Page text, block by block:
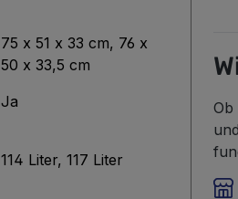
75 x 51 x 33 cm, 76 x
50 x 33,5 cm
Ja
114 Liter, 117 Liter
Ob